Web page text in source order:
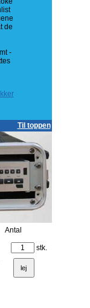
de
-
Til toppen
Antal
stk.